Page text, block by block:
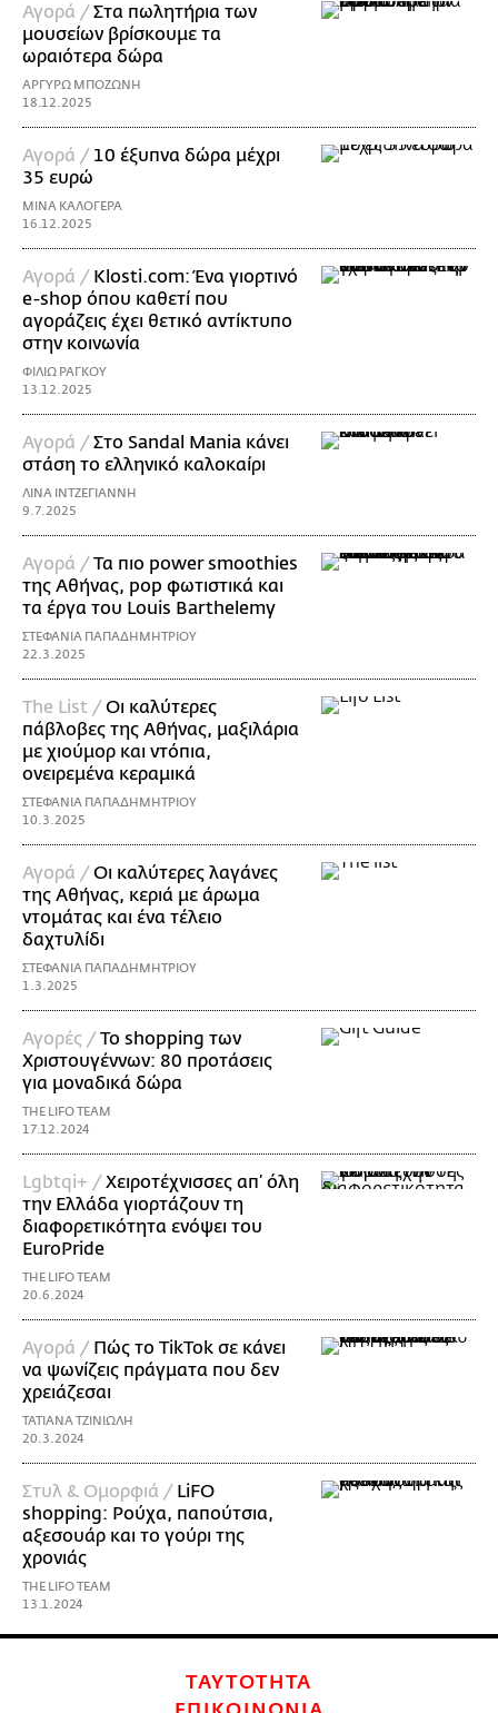
Αγορά /Στα πωλητήρια των
μουσείων βρίσκουμε τα
ωραιότερα δώρα
ΑΡΓΥΡΩ ΜΠΟΖΩΝΗ
18.12.2025
Αγορά / 10 έξυπνα δώρα μέχρι
35 ευρώ
ΜΙΝΑ ΚΑΛΟΓΕΡΑ
16.12.2025
Αγορά / Klosti.com: Ένα γιορτινό
e-shop όπου καθετί που
αγοράζεις έχει θετικό αντίκτυπο
στην κοινωνία
ΦΙΛΙΩ ΡΑΓΚΟΥ
13.12.2025
Αγορά /Στο Sandal Μania κάνει
στάση το ελληνικό καλοκαίρι
ΛΙΝΑ ΙΝΤΖΕΓΙΑΝΝΗ
9.7.2025
Αγορά /Τα πιο power smoothies
της Αθήνας, pop φωτιστικά και
τα έργα του Louis Βarthelemy
ΣΤΕΦΑΝΙΑ ΠΑΠΑΔΗΜΗΤΡΙΟΥ
22.3.2025
The List /Οι καλύτερες
πάβλοβες της Αθήνας, μαξιλάρια
με χιούμορ και ντόπια,
ονειρεμένα κεραμικά
ΣΤΕΦΑΝΙΑ ΠΑΠΑΔΗΜΗΤΡΙΟΥ
10.3.2025
Αγορά /Οι καλύτερες λαγάνες
της Αθήνας, κεριά με άρωμα
ντομάτας και ένα τέλειο
δαχτυλίδι
ΣΤΕΦΑΝΙΑ ΠΑΠΑΔΗΜΗΤΡΙΟΥ
1.3.2025
Αγορές /Το shopping των
Χριστουγέννων: 80 προτάσεις
για μοναδικά δώρα
THE LIFO TEAM
17.12.2024
Lgbtqi+ /Χειροτέχνισσες απ’ όλη
την Ελλάδα γιορτάζουν τη
διαφορετικότητα ενόψει του
EuroPride
THE LIFO TEAM
20.6.2024
Αγορά / Πώς το TikTok σε κάνει
να ψωνίζεις πράγματα που δεν
χρειάζεσαι
ΤΑΤΙΑΝΑ ΤΖΙΝΙΩΛΗ
20.3.2024
Στυλ & Ομορφιά / LiFO
shopping: Ρούχα, παπούτσια,
αξεσουάρ και το γούρι της
χρονιάς
THE LIFO TEAM
13.1.2024
ΤΑΥΤΟΤΗΤΑ